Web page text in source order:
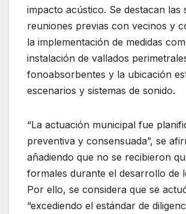
impacto acústico. Se destacan las
reuniones previas con vecinos y
la implementación de medidas
instalación de vallados
fonoabsorbentes y la ubicación
escenarios y sistemas de sonido.
“La actuación municipal fue
preventiva y consensuada”, se
añadiendo que no se recibieron
formales durante el desarrollo de
Por ello, se considera que se
“excediendo el estándar de